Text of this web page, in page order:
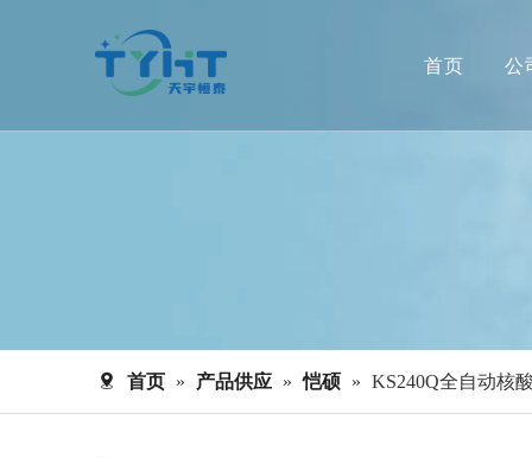
首页 公
首页 » 产品供应 » 恺硕 » KS240Q全自动核